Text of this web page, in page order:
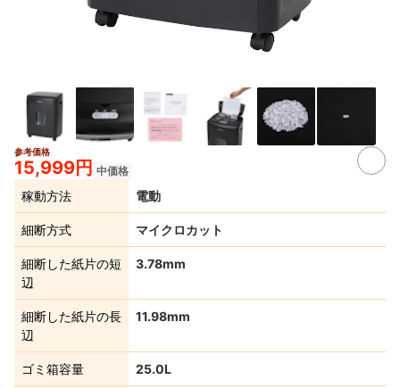
参考価格
15,999円 中価格
稼動方法 電動
細断方式 マイクロカット
細断した紙片の短
辺
3.78mm
細断した紙片の長
辺
11.98mm
ゴミ箱容量 25.0L